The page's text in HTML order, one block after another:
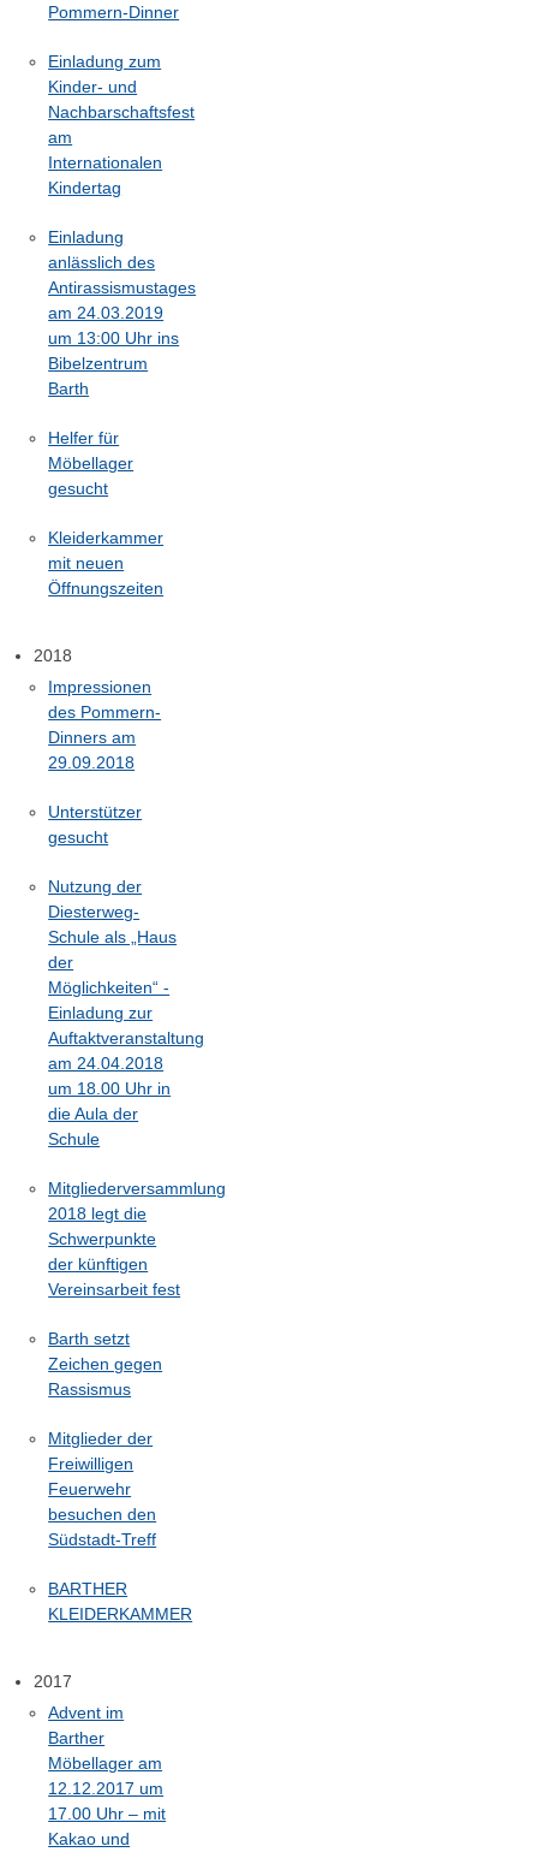
Pommern-Dinner
Einladung zum
Kinder- und
Nachbarschaftsfest
am
Internationalen
Kindertag
Einladung
anlässlich des
Antirassismustages
am 24.03.2019
um 13:00 Uhr ins
Bibelzentrum
Barth
Helfer für
Möbellager
gesucht
Kleiderkammer
mit neuen
Öffnungszeiten
2018
Impressionen
des Pommern-
Dinners am
29.09.2018
Unterstützer
gesucht
Nutzung der
Diesterweg-
Schule als „Haus
der
Möglichkeiten“ -
Einladung zur
Auftaktveranstaltung
am 24.04.2018
um 18.00 Uhr in
die Aula der
Schule
Mitgliederversammlung
2018 legt die
Schwerpunkte
der künftigen
Vereinsarbeit fest
Barth setzt
Zeichen gegen
Rassismus
Mitglieder der
Freiwilligen
Feuerwehr
besuchen den
Südstadt-Treff
BARTHER
KLEIDERKAMMER
2017
Advent im
Barther
Möbellager am
12.12.2017 um
17.00 Uhr – mit
Kakao und